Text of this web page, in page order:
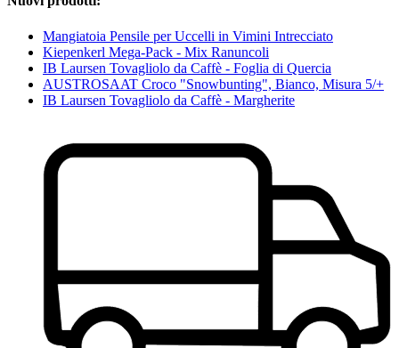
Mangiatoia Pensile per Uccelli in Vimini Intrecciato
Kiepenkerl Mega-Pack - Mix Ranuncoli
IB Laursen Tovagliolo da Caffè - Foglia di Quercia
AUSTROSAAT Croco "Snowbunting", Bianco, Misura 5/+
IB Laursen Tovagliolo da Caffè - Margherite